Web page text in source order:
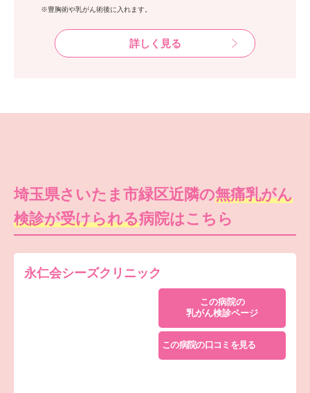
※豊胸術や乳がん術後に入れます。
詳しく見る
埼玉県さいたま市緑区近隣の無痛乳がん
検診が受けられる病院はこちら
永仁会シーズクリニック
この病院の
乳がん検診ページ
この病院の口コミを見る